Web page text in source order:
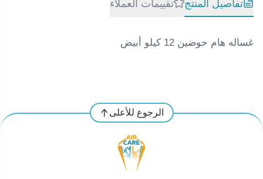
تفاصيل المنتج تقييمات العملاء
غساله هام حوضين 12 كيلو أبيض
الرجوع للأعلى